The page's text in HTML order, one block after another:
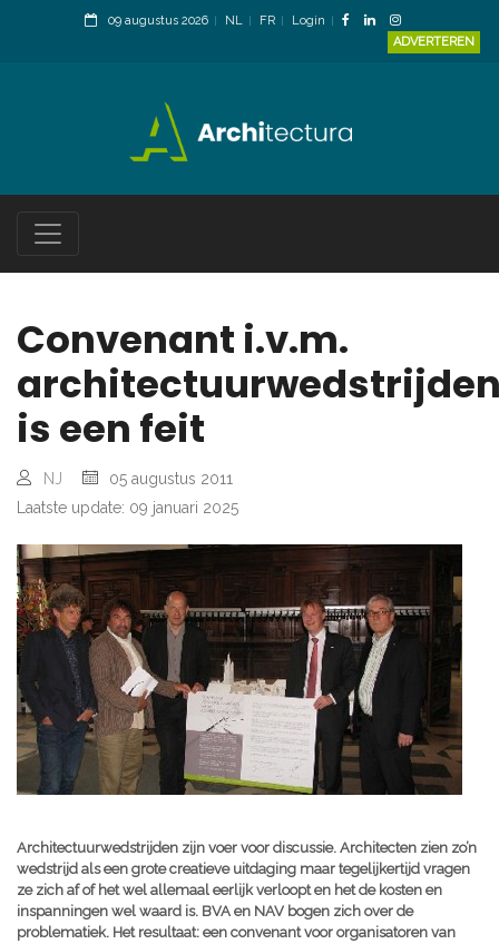
09 augustus 2026 NL FR
Login
ADVERTEREN
Convenant i.v.m.
is een feit
NJ
05 augustus 2011
Laatste update: 09 januari 2025
Architectuurwedstrijden zijn voer voor discussie. Architecten zien zo’n
wedstrijd als een grote creatieve uitdaging maar tegelijkertijd vragen
ze zich af of het wel allemaal eerlijk verloopt en het de kosten en
inspanningen wel waard is. BVA en NAV bogen zich over de
problematiek. Het resultaat: een convenant voor organisatoren van